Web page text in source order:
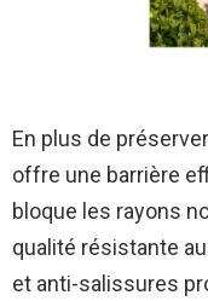
En plus de
offre une barrière
bloque les rayons
qualité résistante
et anti-salissures